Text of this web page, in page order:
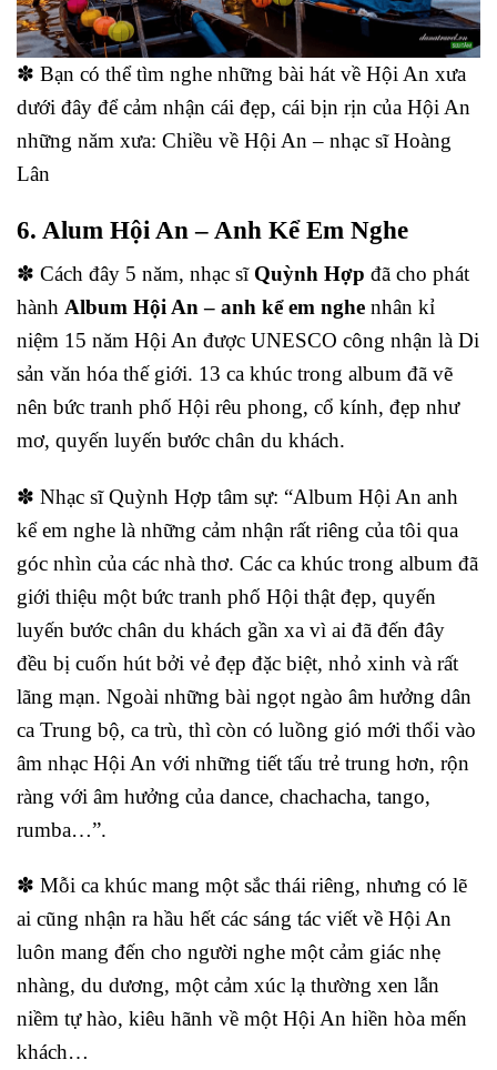
✽ Bạn có thể tìm nghe những bài hát về Hội An xưa
dưới đây để cảm nhận cái đẹp, cái bịn rịn của Hội An
những năm xưa: Chiều về Hội An – nhạc sĩ Hoàng
Lân
6. Alum Hội An – Anh Kể Em Nghe
✽ Cách đây 5 năm, nhạc sĩ Quỳnh Hợp đã cho phát
hành Album Hội An – anh kể em nghe nhân kỉ
niệm 15 năm Hội An được UNESCO công nhận là Di
sản văn hóa thế giới. 13 ca khúc trong album đã vẽ
nên bức tranh phố Hội rêu phong, cổ kính, đẹp như
mơ, quyến luyến bước chân du khách.
✽ Nhạc sĩ Quỳnh Hợp tâm sự: “Album Hội An anh
kể em nghe là những cảm nhận rất riêng của tôi qua
góc nhìn của các nhà thơ. Các ca khúc trong album đã
giới thiệu một bức tranh phố Hội thật đẹp, quyến
luyến bước chân du khách gần xa vì ai đã đến đây
đều bị cuốn hút bởi vẻ đẹp đặc biệt, nhỏ xinh và rất
lãng mạn. Ngoài những bài ngọt ngào âm hưởng dân
ca Trung bộ, ca trù, thì còn có luồng gió mới thổi vào
âm nhạc Hội An với những tiết tấu trẻ trung hơn, rộn
ràng với âm hưởng của dance, chachacha, tango,
rumba…”.
✽ Mỗi ca khúc mang một sắc thái riêng, nhưng có lẽ
ai cũng nhận ra hầu hết các sáng tác viết về Hội An
luôn mang đến cho người nghe một cảm giác nhẹ
nhàng, du dương, một cảm xúc lạ thường xen lẫn
niềm tự hào, kiêu hãnh về một Hội An hiền hòa mến
khách…